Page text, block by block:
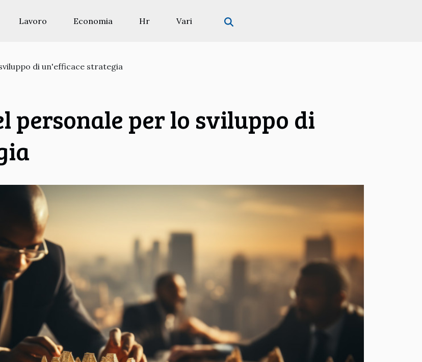
Lavoro Economia Hr Vari
di un'efficace strategia
personale per lo sviluppo di